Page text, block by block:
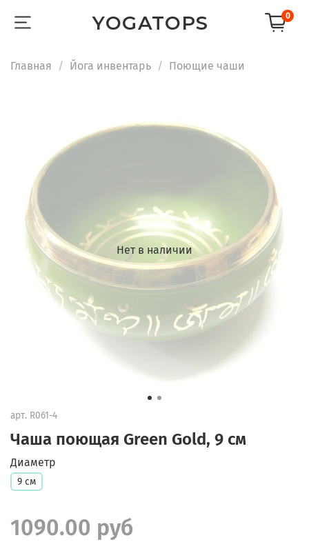
YOGATOPS 0
Главная Йога инвентарь Поющие чаши
Нет в наличии
арт. R061-4
Чаша поющая Green Gold, 9 см
Диаметр
9 см
1090.00 руб